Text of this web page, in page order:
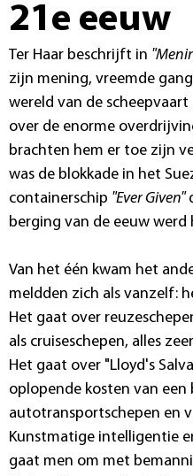
21e eeuw
Ter Haar beschrijft in
zijn mening, vreemde
wereld van de
over de enorme
brachten hem er toe zijn
was de blokkade in het
containerschip "Ever Given"
berging van de eeuw werd
Van het één kwam het
meldden zich als vanzelf:
Het gaat over
als cruiseschepen, alles
Het gaat over "Lloyd's
oplopende kosten van
autotransportschepen en
Kunstmatige intelligentie
gaat men om met